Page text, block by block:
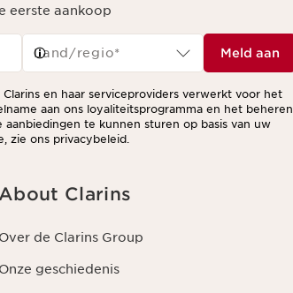
eerste aankoop
Land/regio* Meld aan
en haar serviceproviders verwerkt voor het
aan ons loyaliteitsprogramma en het beheren
te kunnen sturen op basis van uw
zie ons privacybeleid.
About Clarins
Over de Clarins Group
Onze geschiedenis